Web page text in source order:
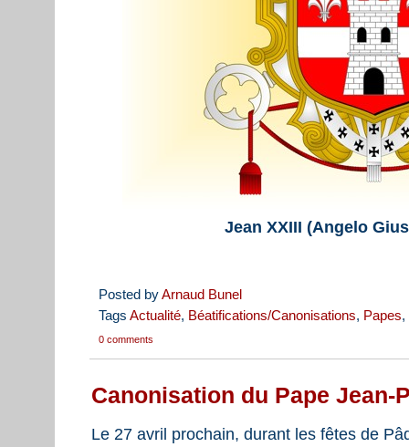
Jean XXIII (Angelo
Posted byArnaud Bunel
Tags Actualité, Béatifications/Canonisations, Papes,
0 comments
Canonisation du Pape Jean-
Le 27 avril prochain, durant les fêtes de